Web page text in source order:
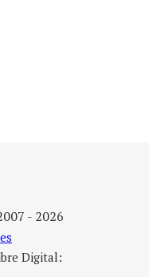
- 2026
Digital: